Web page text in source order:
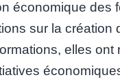
économique des
sur la création
elles ont